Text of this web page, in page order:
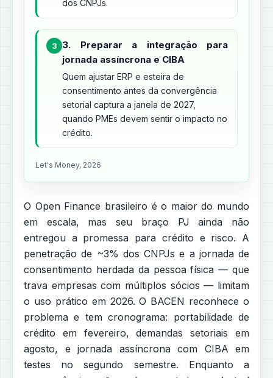
dos CNPJs.
3
3. Preparar a integração para
jornada assíncrona e CIBA
Quem ajustar ERP e esteira de
consentimento antes da convergência
setorial captura a janela de 2027,
quando PMEs devem sentir o impacto no
crédito.
Let's Money, 2026
O Open Finance brasileiro é o maior do mundo
em escala, mas seu braço PJ ainda não
entregou a promessa para crédito e risco. A
penetração de ~3% dos CNPJs e a jornada de
consentimento herdada da pessoa física — que
trava empresas com múltiplos sócios — limitam
o uso prático em 2026. O BACEN reconhece o
problema e tem cronograma: portabilidade de
crédito em fevereiro, demandas setoriais em
agosto, e jornada assíncrona com CIBA em
testes no segundo semestre. Enquanto a